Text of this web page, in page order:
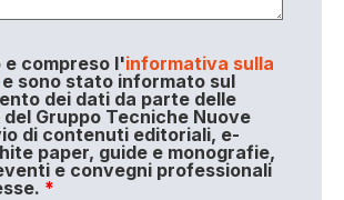
e compreso l'informativa sulla
sono stato informato sul
dei dati da parte delle
del Gruppo Tecniche Nuove
di contenuti editoriali, e-
paper, guide e monografie,
e convegni professionali
*